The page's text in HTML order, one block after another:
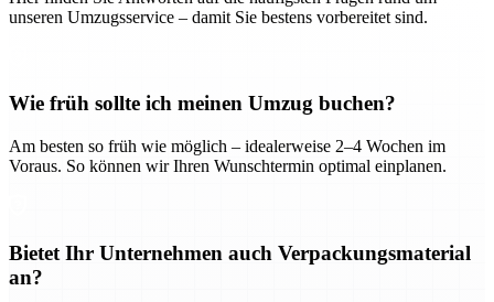
unseren Umzugsservice – damit Sie bestens vorbereitet sind.
Wie früh sollte ich meinen Umzug buchen?
Am besten so früh wie möglich – idealerweise 2–4 Wochen im
Voraus. So können wir Ihren Wunschtermin optimal einplanen.
Bietet Ihr Unternehmen auch Verpackungsmaterial
an?